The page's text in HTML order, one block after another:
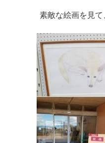
素敵な絵画を見て